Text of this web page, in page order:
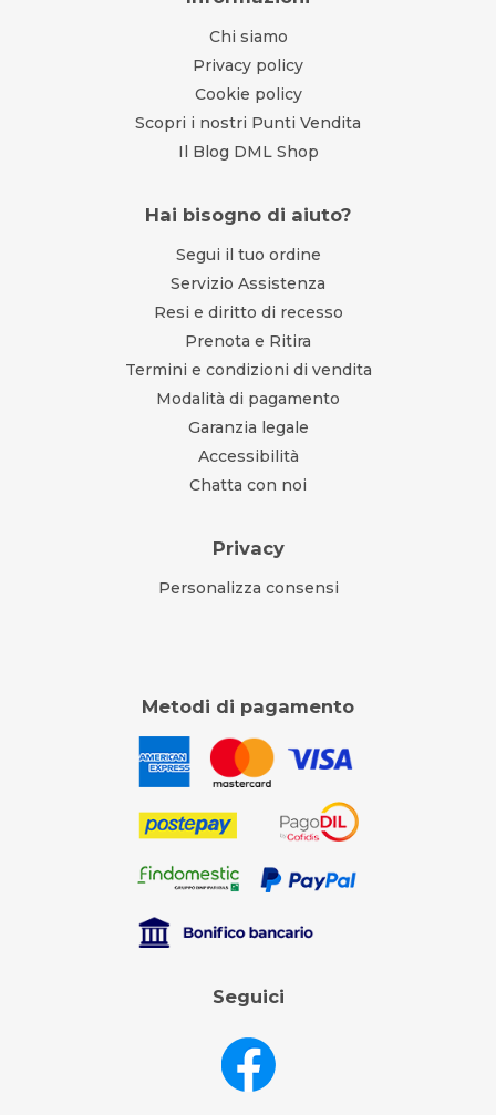
Chi siamo
Privacy policy
Cookie policy
Scopri i nostri Punti Vendita
Il Blog DML Shop
Hai bisogno di aiuto?
Segui il tuo ordine
Servizio Assistenza
Resi e diritto di recesso
Prenota e Ritira
Termini e condizioni di vendita
Modalità di pagamento
Garanzia legale
Accessibilità
Chatta con noi
Privacy
Personalizza consensi
Metodi di pagamento
Seguici